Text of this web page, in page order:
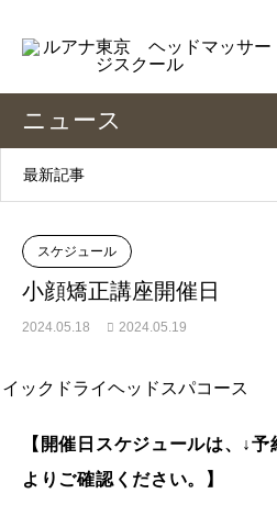
ニュース
最新記事
スケジュール
小顔矯正講座開催日
2024.05.18 2024.05.19
【開催日スケジュールは、↓
よりご確認ください。】